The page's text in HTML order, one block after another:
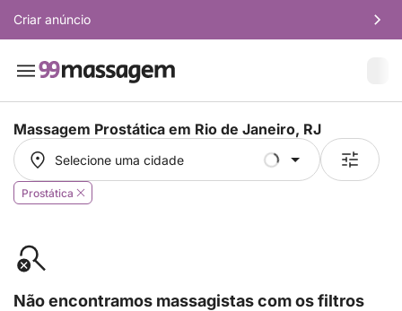
Criar anúncio
Massagem Prostática em Rio de Janeiro, RJ
Selecione uma cidade
Selecione uma cidade
Prostática
Não encontramos massagistas com os filtros